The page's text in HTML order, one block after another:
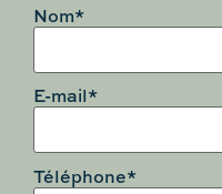
Nom*
E-mail*
Téléphone*